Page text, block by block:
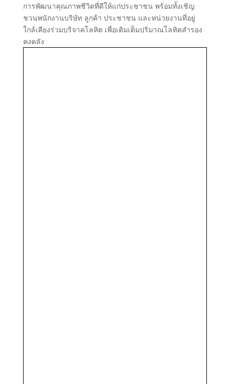
การพัฒนาคุณภาพชีวิตที่ดีให้แก่ประชาชน พร้อมทั้งเชิญ
ชวนพนักงานบริษัท ลูกค้า ประชาชน และหน่วยงานที่อยู่
ใกล้เคียงร่วมบริจาคโลหิต เพื่อเติมเต็มปริมาณโลหิตสำรอง
คงคลัง